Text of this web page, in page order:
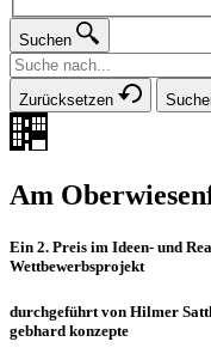
Suchen
Zurücksetzen
Am
Ein 2. Preis im Ideen- und
Wettbewerbsprojekt
durchgeführt von Hilmer
gebhard konzepte